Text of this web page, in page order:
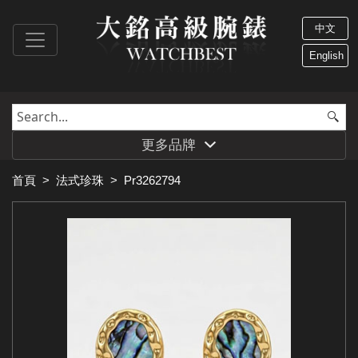
中文
English
更多品牌
首頁 > 法式珍珠 > Pr3262794